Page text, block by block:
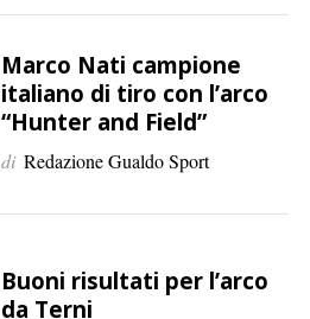
Marco Nati campione
italiano di tiro con l’arco
“Hunter and Field”
di Redazione Gualdo Sport
Buoni risultati per l’arco
da Terni